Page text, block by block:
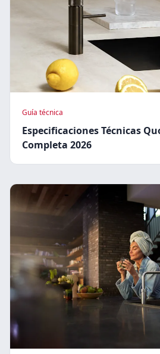
Guía técnica
Especificaciones Técnicas
Completa 2026